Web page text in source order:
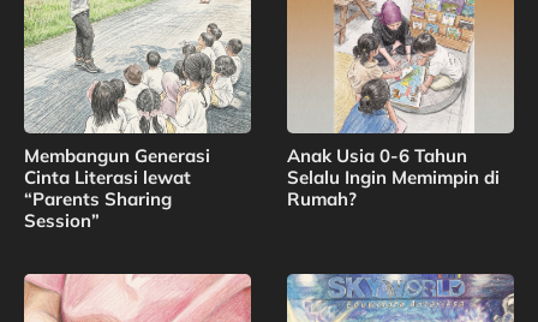
Membangun Generasi
Cinta Literasi lewat
“Parents Sharing
Session”
Anak Usia 0-6 Tahun
Selalu Ingin Memimpin di
Rumah?